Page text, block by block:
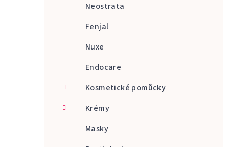
Neostrata
Fenjal
Nuxe
Endocare
Kosmetické pomůcky
Krémy
Masky